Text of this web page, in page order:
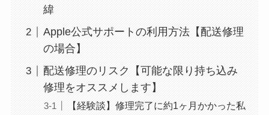
緯
Apple公式サポートの利用方法【配送修理
の場合】
配送修理のリスク【可能な限り持ち込み
修理をオススメします】
【経験談】修理完了に約1ヶ月かかった私